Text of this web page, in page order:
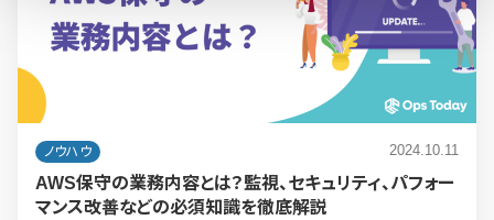
ノウハウ 2024.10.11
AWS保守の業務内容とは？監視、セキュリティ、パフォー
マンス改善などの必須知識を徹底解説